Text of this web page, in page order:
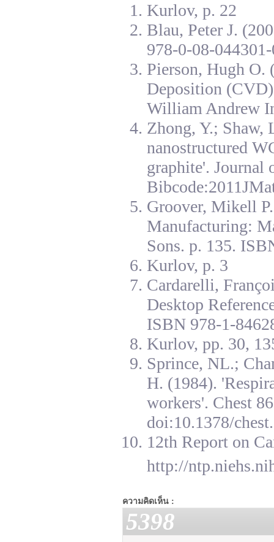
Kurlov, p. 22
Blau, Peter J.
978-0-08-
Pierson, Hugh O.
Deposition
William Andrew
Zhong, Y.; Shaw,
nanostructured
graphite'. Journal
Groover, Mikell
Manufacturing:
Sons. p. 135.
Kurlov, p. 3
Cardarelli,
Desktop
ISBN 978-1-
Kurlov, pp. 30,
Sprince, NL.;
H. (1984).
workers'. Chest
doi:10.1378/
12th Report on
http://
ความคิดเห็น :
5398